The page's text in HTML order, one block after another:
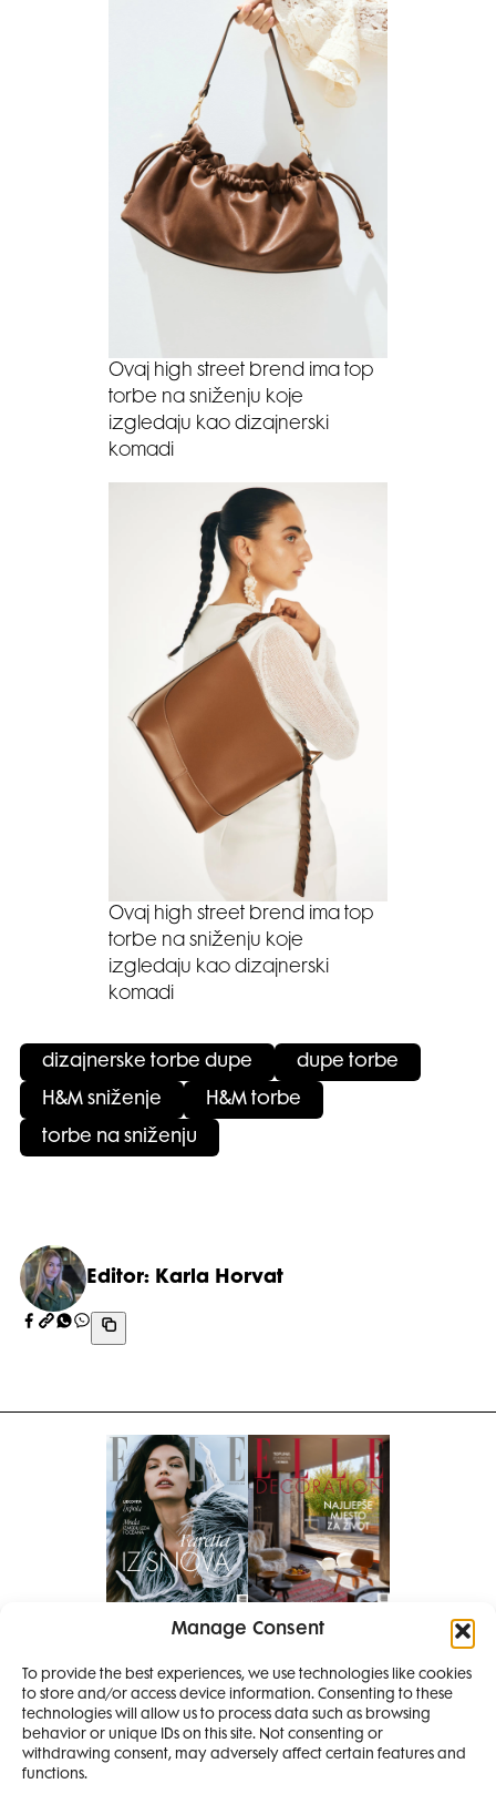
Manage Consent
To provide the best experiences, we use technologies like cookies
to store and/or access device information. Consenting to these
technologies will allow us to process data such as browsing
behavior or unique IDs on this site. Not consenting or
withdrawing consent, may adversely affect certain features and
functions.
Ovaj high street brend ima top
torbe na sniženju koje
izgledaju kao dizajnerski
komadi
Ovaj high street brend ima top
torbe na sniženju koje
izgledaju kao dizajnerski
komadi
dizajnerske torbe dupe dupe torbe
H&M sniženje H&M torbe
torbe na sniženju
Editor: Karla Horvat
Pretplati se na časopis
PRETPLATITE SE
SMANJI
4 IZDANJA